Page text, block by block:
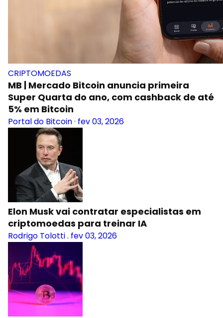
CRIPTOMOEDAS
MB | Mercado Bitcoin anuncia primeira
Super Quarta do ano, com cashback de até
5% em Bitcoin
Portal do Bitcoin· fev 03, 2026
Elon Musk vai contratar especialistas em
criptomoedas para treinar IA
Rodrigo Tolotti. fev 03, 2026